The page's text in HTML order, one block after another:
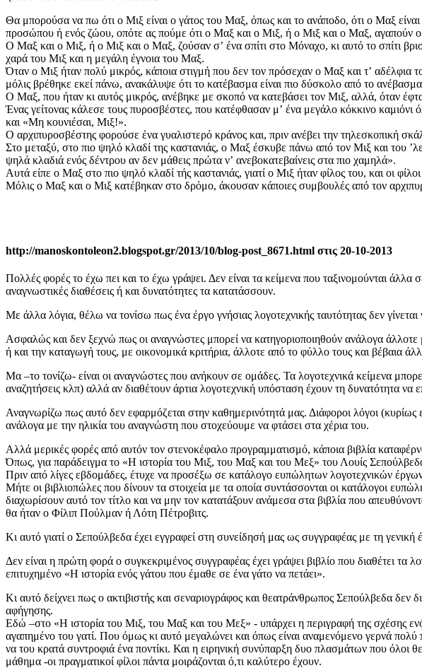
Θα μπορούσα να πω ότι ο Μιξ είναι ο γάτος του Μαξ, όπως και το ανάποδο, ότι ο Μαξ
προσώπου ή ενός ζώου, οπότε ας πούμε ότι ο Μαξ και ο Μιξ, ή ο Μιξ και ο Μαξ, αγαπούν ο
Ο Μαξ και ο Μιξ, ή ο Μιξ και ο Μαξ, ζούσαν σʼ ένα σπίτι στο Μόναχο, κι αυτό το σπίτι
χαρά του Μιξ και η μεγάλη έγνοια του Μαξ.
Όταν ο Μιξ ήταν πολύ μικρός, κάποια στιγμή που δεν τον πρόσεχαν ο Μαξ και τʼ αδέλφια
μόλις βρέθηκε εκεί πάνω, ανακάλυψε ότι το κατέβασμα είναι πιο δύσκολο από το
Ο Μαξ, που ήταν κι αυτός μικρός, ανέβηκε με σκοπό να κατεβάσει τον Μιξ, αλλά, όταν
Ένας γείτονας κάλεσε τους πυροσβέστες, που κατέφθασαν μʼ ένα μεγάλο κόκκινο
και «Μη κουνιέσαι, Μιξ!».
Ο αρχιπυροσβέστης φορούσε ένα γυαλιστερό κράνος και, πριν ανέβει την τηλεσκοπική
Στο μεταξύ, στο πιο ψηλό κλαδί της καστανιάς, ο Μαξ έσκυβε πάνω από τον Μιξ και του
ψηλά κλαδιά ενός δέντρου αν δεν μάθεις πρώτα νʼ ανεβοκατεβαίνεις στα πιο χαμηλά».
Αυτά είπε ο Μαξ στο πιο ψηλό κλαδί τής καστανιάς, γιατί ο Μιξ ήταν φίλος του, και οι
Μόλις ο Μαξ και ο Μιξ κατέβηκαν στο δρόμο, άκουσαν κάποιες συμβουλές από τον
http://manoskontoleon2.blogspot.gr/2013/10/blog-post_8671.html στις 20-10-2013
Πολλές φορές το έχω πει και το έχω γράψει. Δεν είναι τα κείμενα που ταξινομούνται
αναγνωστικές διαθέσεις ή και δυνατότητες τα κατατάσσουν.
Με άλλα λόγια, θέλω να τονίσω πως ένα έργο γνήσιας λογοτεχνικής ταυτότητας δεν
Ασφαλώς και δεν ξεχνώ πως οι αναγνώστες μπορεί να κατηγοριοποιηθούν ανάλογα
ή και την καταγωγή τους, με οικονομικά κριτήρια, άλλοτε από το φύλλο τους και βέβαια
Μα –το τονίζω- είναι οι αναγνώστες που ανήκουν σε ομάδες. Τα λογοτεχνικά κείμενα
αναζητήσεις κλπ) αλλά αν διαθέτουν άρτια λογοτεχνική υπόσταση έχουν τη δυνατότητα να
Αναγνωρίζω πως αυτό δεν εφαρμόζεται στην καθημερινότητά μας. Διάφοροι λόγοι (κυρίως
ανάλογα με την ηλικία του αναγνώστη που στοχεύουμε να φτάσει στα χέρια του.
Αλλά μερικές φορές από αυτόν τον στενοκέφαλο προγραμματισμό, κάποια βιβλία
Όπως, για παράδειγμα το «Η ιστορία του Μιξ, του Μαξ και του Μεξ» του Λουίς
Πριν από λίγες εβδομάδες, έτυχε να προσέξω σε κατάλογο ευπώλητων λογοτεχνικών
Μήτε οι βιβλιοπώλες που δίνουν τα στοιχεία με τα οποία συντάσσονται οι κατάλογοι
διαχωρίσουν αυτό τον τίτλο και να μην τον κατατάξουν ανάμεσα στα βιβλία που
θα ήταν ο Φίλιπ Πούλμαν ή Λότη Πέτροβιτς.
Κι αυτό γιατί ο Σεπούλβεδα έχει εγγραφεί στη συνείδησή μας ως συγγραφέας με τη γενική
Δεν είναι η πρώτη φορά ο συγκεκριμένος συγγραφέας έχει γράψει βιβλίο που διαθέτει τα
επιτυχημένο «Η ιστορία ενός γάτου που έμαθε σε ένα γάτο να πετάει».
Κι αυτό δείχνει πως ο ακτιβιστής και σεναριογράφος και θεατράνθρωπος Σεπούλβεδα δεν
αφήγησης.
Εδώ –στο «Η ιστορία του Μιξ, του Μαξ και του Μεξ» - υπάρχει η περιγραφή της σχέσης
αγαπημένο του γατί. Που όμως κι αυτό μεγαλώνει και όπως είναι αναμενόμενο γερνά πολύ
να του κρατά συντροφιά ένα ποντίκι. Και η ειρηνική συνύπαρξη δυο πλασμάτων που
μάθημα -οι πραγματικοί φίλοι πάντα μοιράζονται ό,τι καλύτερο έχουν.